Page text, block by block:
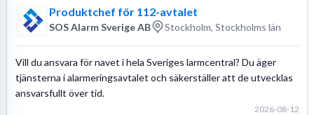
Produktchef för 112-avtalet
SOS Alarm Sverige AB Stockholm, Stockholms län
Vill du ansvara för navet i hela Sveriges larmcentral? Du äger
tjänsterna i alarmeringsavtalet och säkerställer att de utvecklas
ansvarsfullt över tid.
2026-08-12